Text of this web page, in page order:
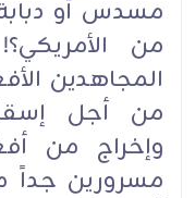
مسدس أو
من
المجاهدين
من أجل
وإخراج من
مسرورين جداً